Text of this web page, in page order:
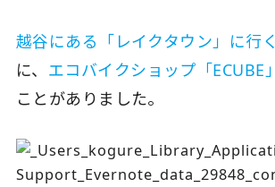
越谷にある「レイクタウン」に行く
に、 エコバイクショップ「ECUBE」
ことがありました。